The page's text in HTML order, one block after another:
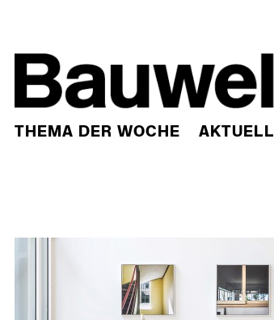
THEMA DER WOCHE AKTUELL